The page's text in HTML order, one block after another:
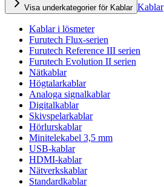
Visa underkategorier för Kablar Kablar
Kablar i lösmeter
Furutech Flux-serien
Furutech Reference III serien
Furutech Evolution II serien
Nätkablar
Högtalarkablar
Analoga signalkablar
Digitalkablar
Skivspelarkablar
Hörlurskablar
Minitelekabel 3,5 mm
USB-kablar
HDMI-kablar
Nätverkskablar
Standardkablar